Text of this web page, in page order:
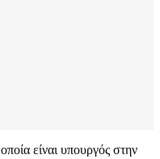
είναι υπουργός στην